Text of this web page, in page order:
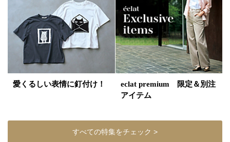
愛くるしい表情に釘付け！
eclat premium 限定＆別注
アイテム
すべての特集をチェック >